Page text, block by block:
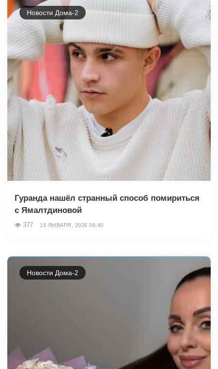
Новости Дома-2
Гуранда нашёл странный способ помириться
с Ямалтдиновой
377 15 ЯНВАРЯ, 2026 06:40
Новости Дома-2